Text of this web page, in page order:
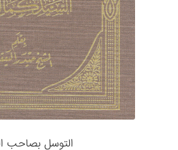
التوسل بصاحب